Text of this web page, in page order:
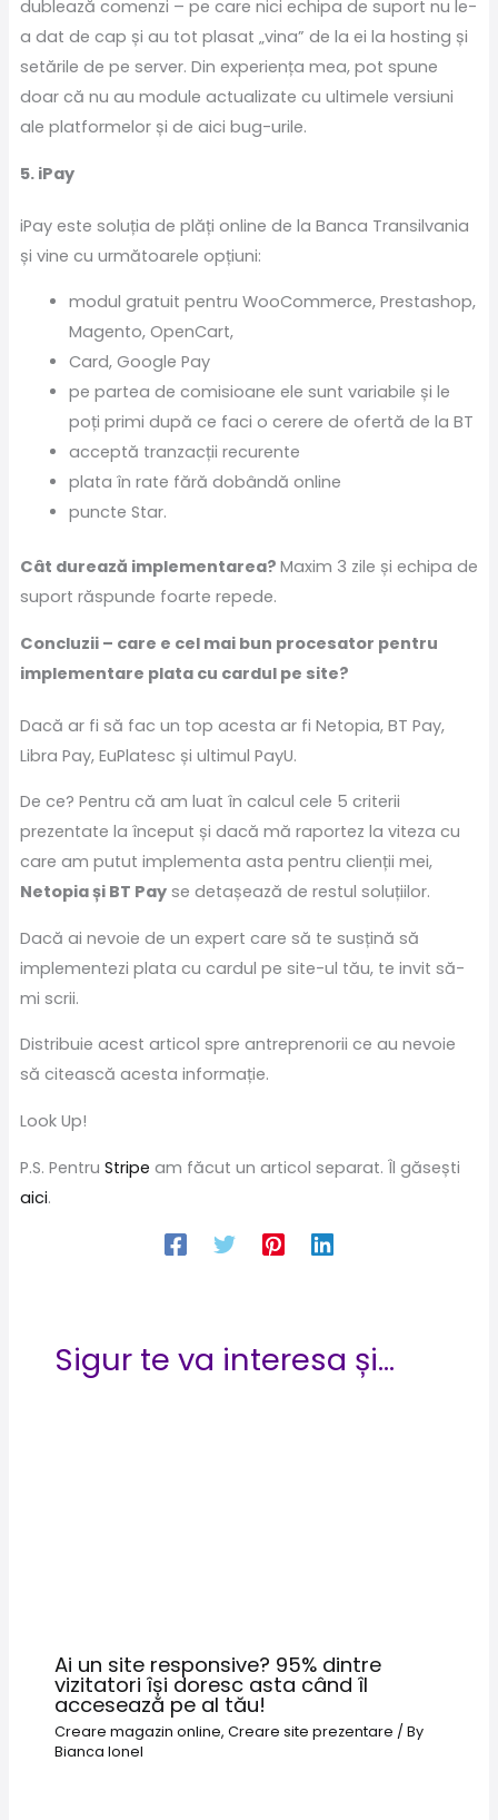
dublează comenzi – pe care nici echipa de suport nu le-
a dat de cap și au tot plasat „vina” de la ei la hosting și
setările de pe server. Din experiența mea, pot spune
doar că nu au module actualizate cu ultimele versiuni
ale platformelor și de aici bug-urile.
5. iPay
iPay este soluția de plăți online de la Banca Transilvania
și vine cu următoarele opțiuni:
modul gratuit pentru WooCommerce, Prestashop,
Magento, OpenCart,
Card, Google Pay
pe partea de comisioane ele sunt variabile și le
poți primi după ce faci o cerere de ofertă de la BT
acceptă tranzacții recurente
plata în rate fără dobândă online
puncte Star.
Cât durează implementarea? Maxim 3 zile și echipa de
suport răspunde foarte repede.
Concluzii – care e cel mai bun procesator pentru
implementare plata cu cardul pe site?
Dacă ar fi să fac un top acesta ar fi Netopia, BT Pay,
Libra Pay, EuPlatesc și ultimul PayU.
De ce? Pentru că am luat în calcul cele 5 criterii
prezentate la început și dacă mă raportez la viteza cu
care am putut implementa asta pentru clienții mei,
Netopia și BT Payse detașează de restul soluțiilor.
Dacă ai nevoie de un expert care să te susțină să
implementezi plata cu cardul pe site-ul tău, te invit să-
mi scrii.
Distribuie acest articol spre antreprenorii ce au nevoie
să citească acesta informație.
Look Up!
P.S. Pentru Stripe am făcut un articol separat. Îl găsești
aici.
Sigur te va interesa și...
Ai un site responsive? 95% dintre
vizitatori își doresc asta când îl
accesează pe al tău!
Creare magazin online,Creare site prezentare / By
Bianca Ionel